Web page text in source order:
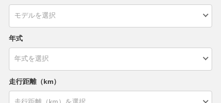
年式
走行距離（km）